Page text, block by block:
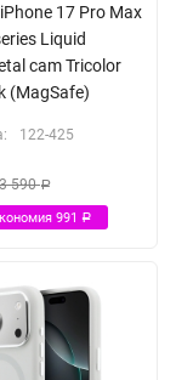
17 Pro Max
Liquid
cam Tricolor
(MagSafe)
122-425
3 590Р
991 Р